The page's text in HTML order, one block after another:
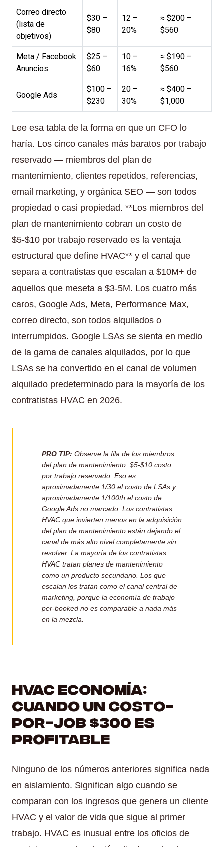
Correo directo
(lista de
objetivos)
$30 –
$80
12 –
20%
≈ $200 –
$560
Meta / Facebook
Anuncios
$25 –
$60
10 –
16%
≈ $190 –
$560
Google Ads
$100 –
$230
20 –
30%
≈ $400 –
$1,000
Lee esa tabla de la forma en que un CFO lo
haría. Los cinco canales más baratos por trabajo
reservado — miembros del plan de
mantenimiento, clientes repetidos, referencias,
email marketing, y orgánica SEO — son todos
propiedad o casi propiedad. **Los miembros del
plan de mantenimiento cobran un costo de
$5-$10 por trabajo reservado es la ventaja
estructural que define HVAC** y el canal que
separa a contratistas que escalan a $10M+ de
aquellos que meseta a $3-5M. Los cuatro más
caros, Google Ads, Meta, Performance Max,
correo directo, son todos alquilados o
interrumpidos. Google LSAs se sienta en medio
de la gama de canales alquilados, por lo que
LSAs se ha convertido en el canal de volumen
alquilado predeterminado para la mayoría de los
contratistas HVAC en 2026.
PRO TIP: Observe la fila de los miembros
del plan de mantenimiento: $5-$10 costo
por trabajo reservado. Eso es
aproximadamente 1/30 el costo de LSAs y
aproximadamente 1/100th el costo de
Google Ads no marcado. Los contratistas
HVAC que invierten menos en la adquisición
del plan de mantenimiento están dejando el
canal de más alto nivel completamente sin
resolver. La mayoría de los contratistas
HVAC tratan planes de mantenimiento
como un producto secundario. Los que
escalan los tratan como el canal central de
marketing, porque la economía de trabajo
per-booked no es comparable a nada más
en la mezcla.
HVAC Economía:
Cuando un costo-
por-Job $300 es
profitable
Ninguno de los números anteriores significa nada
en aislamiento. Significan algo cuando se
comparan con los ingresos que genera un cliente
HVAC y el valor de vida que sigue al primer
trabajo. HVAC es inusual entre los oficios de